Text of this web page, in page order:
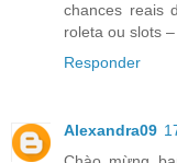
chances reais
roleta ou slots
Responder
Alexandra09